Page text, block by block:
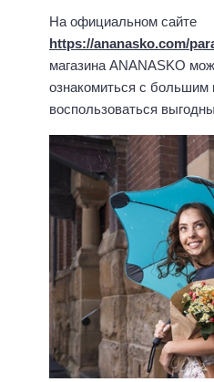
На официальном сайте
https://ananasko.com/
магазина ANANASKO
ознакомиться с большим
воспользоваться